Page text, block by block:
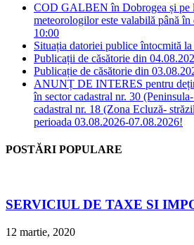
COD GALBEN în Dobrogea și pe
meteorologilor este valabilă până în
10:00
Situația datoriei publice întocmită
Publicații de căsătorie din
Publicație de căsătorie din
ANUNȚ DE INTERES pentru
în sector cadastral nr. 30
cadastral nr. 18 (Zona Ecluză-
perioada 03.08.2026-07.08.2026!
POSTĂRI POPULARE
SERVICIUL DE TAXE SI
12 martie, 2020